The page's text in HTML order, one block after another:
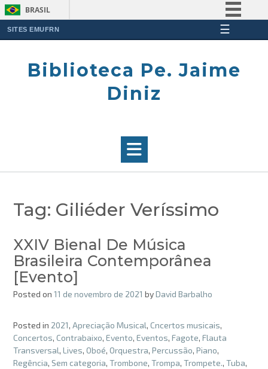
BRASIL
Participe
SITES EMUFRN ☰
Biblioteca Pe. Jaime
Diniz
Tag: Giliéder Veríssimo
XXIV Bienal De Música
Brasileira Contemporânea
[Evento]
Posted on 11 de novembro de 2021 byDavid Barbalho
Posted in 2021, Apreciação Musical, Cncertos musicais,
Concertos, Contrabaixo, Evento, Eventos, Fagote, Flauta
Transversal, Lives, Oboé, Orquestra, Percussão, Piano,
Regência, Sem categoria, Trombone, Trompa, Trompete., Tuba,